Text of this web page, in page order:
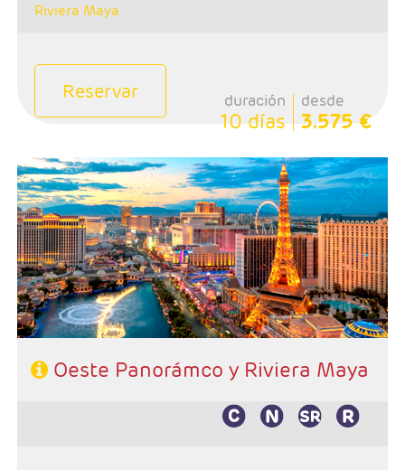
Riviera Maya
Reservar duración
10 días
desde
3.575 €
- Salida: Lunes
- Ruta: Las Vegas - Fresno - Yosemite - San Francisco -
Monterey - Lompoc - Santa Bárbara - Los Angeles -
Riviera Maya
- Categoría hotelera: 3*- 4*
- Régimen: Alojamiento y desayuno en circuito
Oeste Panorámco y Riviera Maya